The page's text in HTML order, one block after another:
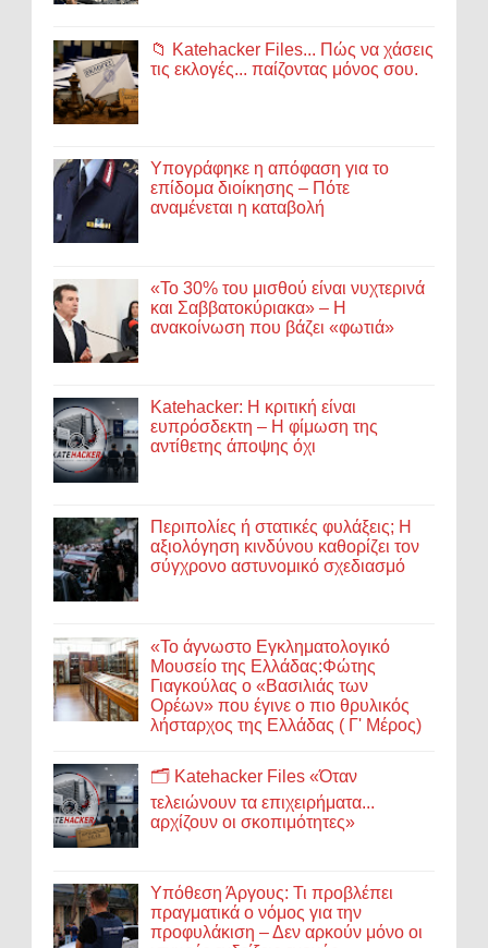
📁 Katehacker Files... Πώς να χάσεις
τις εκλογές... παίζοντας μόνος σου.
Υπογράφηκε η απόφαση για το
επίδομα διοίκησης – Πότε
αναμένεται η καταβολή
«Το 30% του μισθού είναι νυχτερινά
και Σαββατοκύριακα» – Η
ανακοίνωση που βάζει «φωτιά»
Katehacker: Η κριτική είναι
ευπρόσδεκτη – Η φίμωση της
αντίθετης άποψης όχι
Περιπολίες ή στατικές φυλάξεις; Η
αξιολόγηση κινδύνου καθορίζει τον
σύγχρονο αστυνομικό σχεδιασμό
«Το άγνωστο Εγκληματολογικό
Μουσείο της Ελλάδας:Φώτης
Γιαγκούλας ο «Βασιλιάς των
Ορέων» που έγινε ο πιο θρυλικός
λήσταρχος της Ελλάδας ( Γ' Μέρος)
🗂️ Katehacker Files «Όταν
τελειώνουν τα επιχειρήματα...
αρχίζουν οι σκοπιμότητες»
Υπόθεση Άργους: Τι προβλέπει
πραγματικά ο νόμος για την
προφυλάκιση – Δεν αρκούν μόνο οι